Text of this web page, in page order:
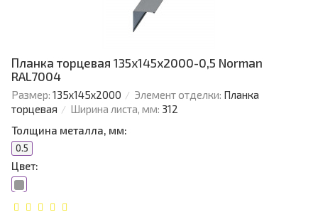
Планка торцевая 135х145х2000-0,5 Norman
RAL7004
Размер: 135х145х2000 Элемент отделки: Планка
торцевая
Ширина листа, мм: 312
Толщина металла, мм:
0.5
Цвет: